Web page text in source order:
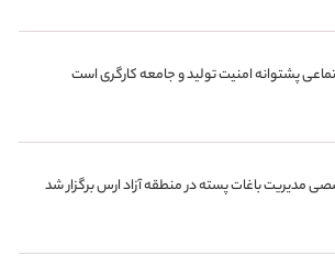
پشتوانه امنیت تولید و جامعه کارگری است
مدیریت باغات پسته در منطقه آزاد ارس برگزار شد